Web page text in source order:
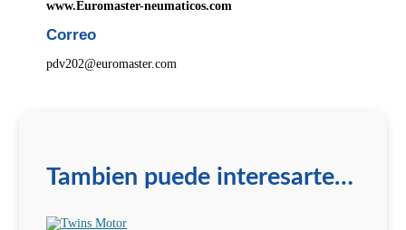
www.Euromaster-neumaticos.com
Correo
pdv202@euromaster.com
Tambien puede interesarte…